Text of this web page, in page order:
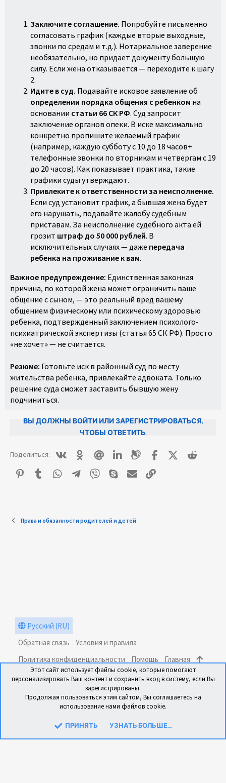
Заключите соглашение. Попробуйте письменно
согласовать график (каждые вторые выходные,
звонки по средам и т.д.). Нотариальное заверение
необязательно, но придает документу большую
силу. Если жена отказывается — переходите к шагу
2.
Идите в суд. Подавайте исковое заявление об
определении порядка общения с ребенком на
основании статьи 66 СК РФ. Суд запросит
заключение органов опеки. В иске максимально
конкретно пропишите желаемый график
(например, каждую субботу с 10 до 18 часов+
телефонные звонки по вторникам и четвергам с 19
до 20 часов). Как показывает практика, такие
графики суды утверждают.
Привлеките к ответственности за неисполнение.
Если суд установит график, а бывшая жена будет
его нарушать, подавайте жалобу судебным
приставам. За неисполнение судебного акта ей
грозит штраф до 50 000 рублей. В
исключительных случаях — даже передача
ребенка на проживание к вам.
Важное предупреждение: Единственная законная
причина, по которой жена может ограничить ваше
общение с сыном, — это реальный вред вашему
общением физическому или психическому здоровью
ребенка, подтвержденный заключением психолого-
психиатрической экспертизы (статья 65 СК РФ). Просто
«не хочет» — не считается.
Резюме: Готовьте иск в районный суд по месту
жительства ребенка, привлекайте адвоката. Только
решение суда сможет заставить бывшую жену
подчиниться.
ВЫ ДОЛЖНЫ ВОЙТИ ИЛИ ЗАРЕГИСТРИРОВАТЬСЯ,
ЧТОБЫ ОТВЕТИТЬ.
Поделиться: ВконтактеОдноклассники
Mail.ru LinkedinLivejournalFacebookX (Twitter)
Pinterest
Tumblr WhatsAppTelegram
Viber Skype E-mail
Права и обязанности родителей и детей
Русский (RU)
Обратная связь
Условия и правила
Политика конфиденциальности
Помощь Главная
Перевод: xen-foro.com.ua
Этот сайт использует файлы cookie, которые помогают
персонализировать Ваш контент и сохранить вход в систему, если Вы
зарегистрированы.
Продолжая пользоваться этим сайтом, Вы соглашаетесь на
использование нами файлов cookie.
ПРИНЯТЬ УЗНАТЬ БОЛЬШЕ....